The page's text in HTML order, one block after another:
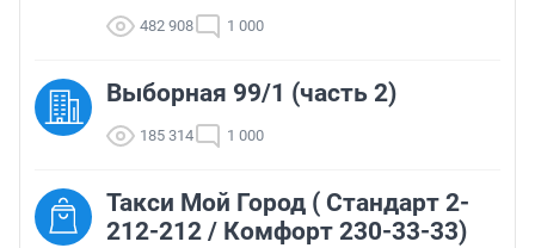
482 908 1 000
Выборная 99/1 (часть 2)
185 314 1 000
Такси Мой Город ( Стандарт 2-
212-212 / Комфорт 230-33-33)